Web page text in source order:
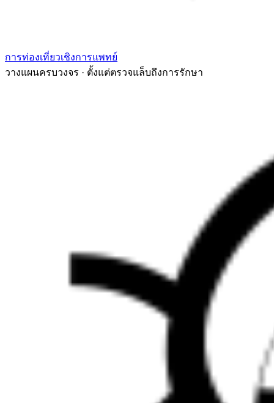
การท่องเที่ยวเชิงการแพทย์
วางแผนครบวงจร · ตั้งแต่ตรวจแล็บถึงการรักษา